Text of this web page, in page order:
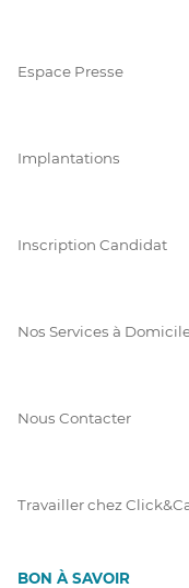
Espace Presse
Implantations
Inscription Candidat
Nos Services à
Nous Contacter
Travailler chez
BON À SAVOIR